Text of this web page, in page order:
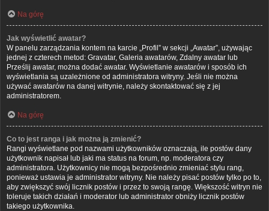
Na górę
Jak wyświetlić awatar?
W panelu zarządzania kontem na karcie „Profil” w sekcji „Awatar”, używając
jednej z czterech metod: Gravatar, Galeria awatarów, Zdalny awatar lub
Prześlij awatar, można dodać awatar. Wyświetlanie awatarów i sposób ich
wyświetlania są uzależnione od administratora witryny. Jeśli nie można
używać awatarów na danej witrynie, należy skontaktować się z jej
administratorem.
Na górę
Co to jest ranga i jak można ją zmienić?
Rangi wyświetlane pod nazwami użytkowników oznaczają, ile postów dany
użytkownik napisał lub jaki ma status na forum, np. moderatora czy
administratora. Użytkownicy nie mogą bezpośrednio zmieniać stylu rang,
ponieważ ustawia je administrator witryny. Nie należy pisać postów tylko po to,
aby zwiększyć swój licznik postów i przez to swoją rangę. Większość witryn nie
toleruje takich działań i moderator lub administrator obniży licznik postów
takiego użytkownika.